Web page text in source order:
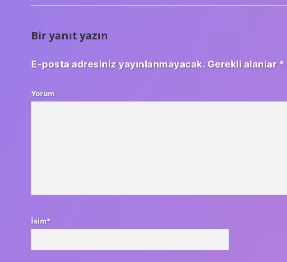
Bir yanıt yazın
E-posta adresiniz yayınlanmayacak. Gerekli alanlar *
Yorum
İsim*